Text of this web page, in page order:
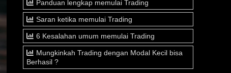
Panduan lengkap memulai Trading
Saran ketika memulai Trading
6 Kesalahan umum memulai Trading
Mungkinkah Trading dengan Modal Kecil bisa
Berhasil ?